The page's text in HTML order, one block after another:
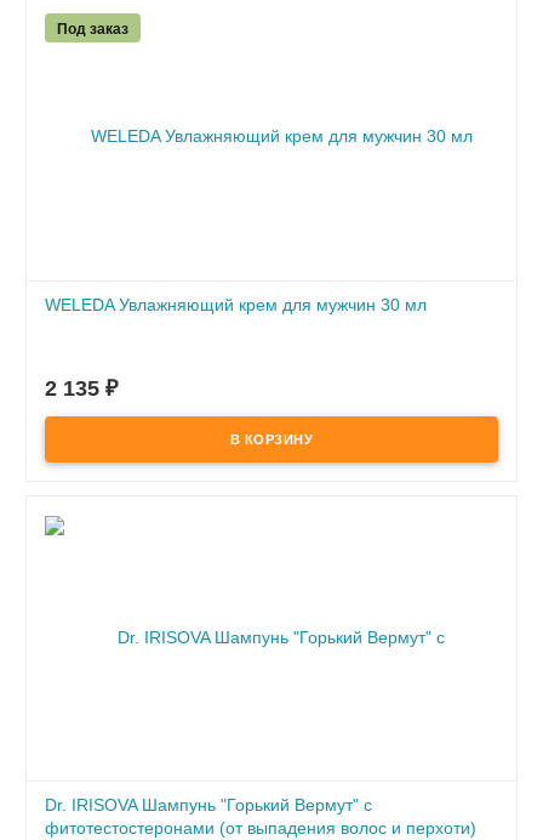
Под заказ
WELEDA Увлажняющий крем для мужчин 30 мл
по предоплате
2 135 ₽
Dr. IRISOVA Шампунь "Горький Вермут" с
фитотестостеронами (от выпадения волос и перхоти)